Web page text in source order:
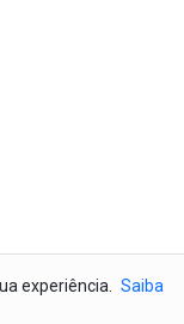
experiência.
Saiba